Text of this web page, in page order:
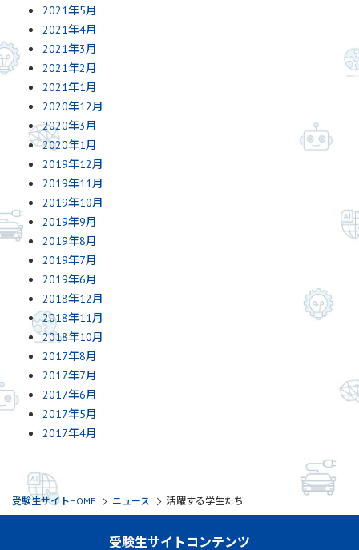
2021年5月
2021年4月
2021年3月
2021年2月
2021年1月
2020年12月
2020年3月
2020年1月
2019年12月
2019年11月
2019年10月
2019年9月
2019年8月
2019年7月
2019年6月
2018年12月
2018年11月
2018年10月
2017年8月
2017年7月
2017年6月
2017年5月
2017年4月
受験生サイトHOME ニュース 活躍する学生たち
受験生サイトコンテンツ